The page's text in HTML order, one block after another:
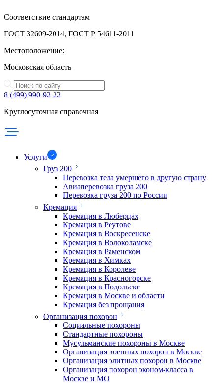
Соответствие стандартам
ГОСТ 32609-2014, ГОСТ Р 54611-2011
Местоположение:
Московская область
8 (499) 990-92-22
Круглосуточная справочная
Услуги
Груз 200
Перевозка тела умершего в другую страну
Авиаперевозка груза 200
Перевозка груза 200 по России
Кремация
Кремация в Люберцах
Кремация в Реутове
Кремация в Воскресенске
Кремация в Волоколамске
Кремация в Раменском
Кремация в Химках
Кремация в Королеве
Кремация в Красногорске
Кремация в Подольске
Кремация в Москве и области
Кремация без прощания
Организация похорон
Социальные похороны
Стандартные похороны
Мусульманские похороны в Москве
Организация военных похорон в Москве
Организация элитных похорон в Москве
Организация похорон эконом-класса в
Москве и МО